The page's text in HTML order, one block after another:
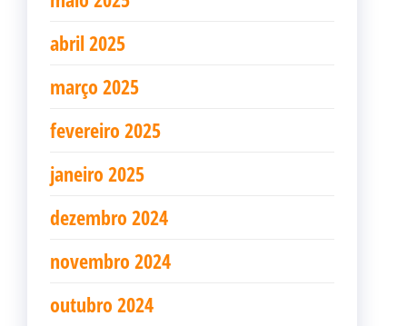
abril 2025
março 2025
fevereiro 2025
janeiro 2025
dezembro 2024
novembro 2024
outubro 2024